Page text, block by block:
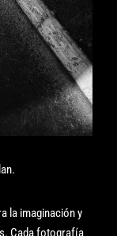
la imaginación y
Cada fotografía